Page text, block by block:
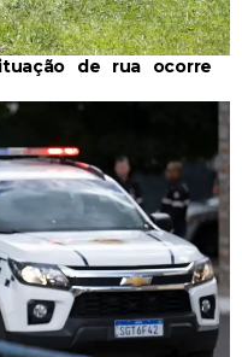
de rua ocorre